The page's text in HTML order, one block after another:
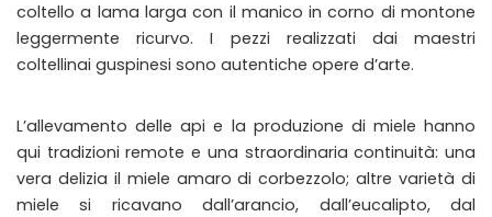
coltello a lama larga con il manico in corno di montone
leggermente ricurvo. I pezzi realizzati dai maestri
coltellinai guspinesi sono autentiche opere d’arte.
L’allevamento delle api e la produzione di miele hanno
qui tradizioni remote e una straordinaria continuità: una
vera delizia il miele amaro di corbezzolo; altre varietà di
miele si ricavano dall’arancio, dall’eucalipto, dal